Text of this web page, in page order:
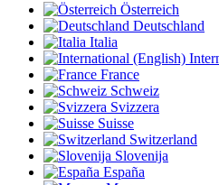
Österreich
Deutschland
Italia
France
Schweiz
Svizzera
Suisse
Switzerland
Slovenija
España